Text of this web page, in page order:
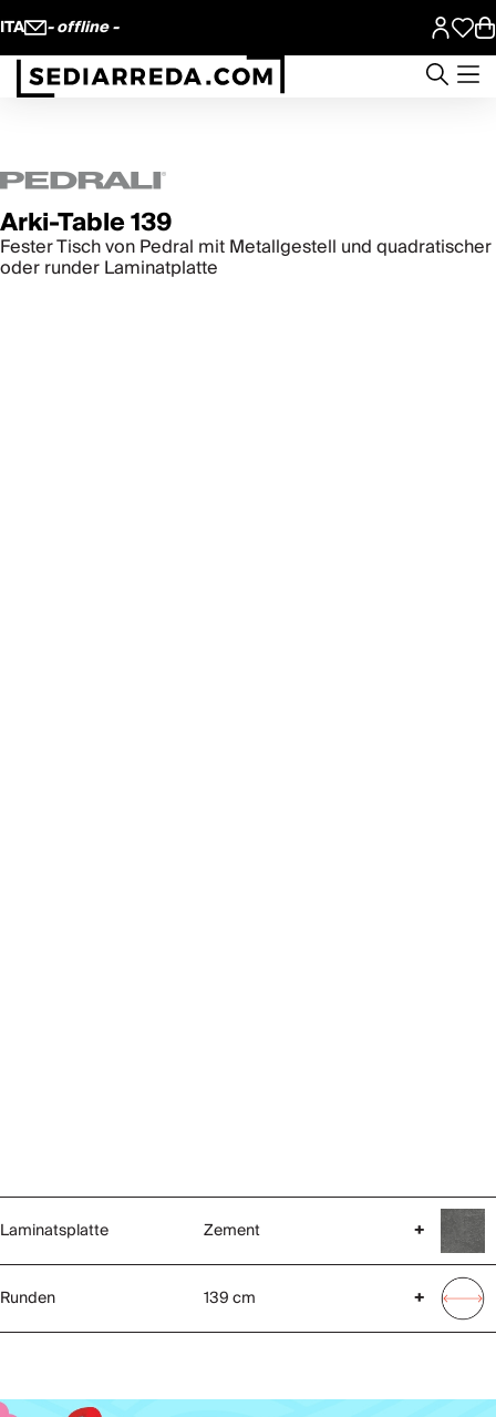
ITA - offline -
Arki-Table 139
Fester Tisch von Pedral mit Metallgestell und quadratischer
oder runder Laminatplatte
Laminatsplatte Zement +
Runden 139 cm +